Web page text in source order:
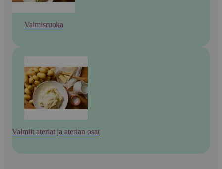
Valmisruoka
Valmiit ateriat ja aterian osat